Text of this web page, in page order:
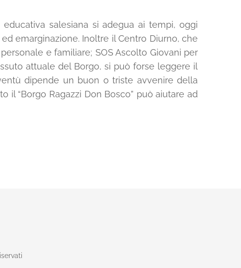
salesiana si adegua ai tempi, oggi
emarginazione. Inoltre il Centro Diurno, che
e familiare; SOS Ascolto Giovani per
attuale del Borgo, si può forse leggere il
dipende un buon o triste avvenire della
il “Borgo Ragazzi Don Bosco” può aiutare ad